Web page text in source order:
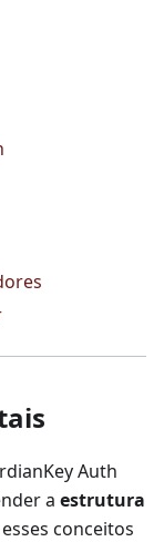
Auth
a estrutura
conceitos